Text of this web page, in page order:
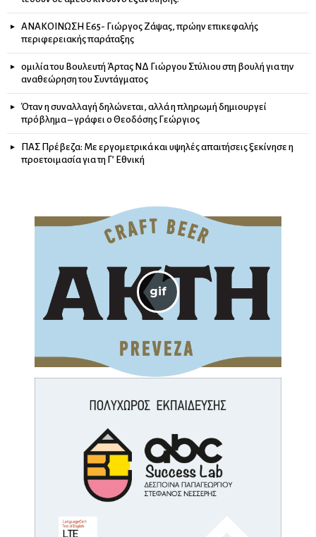
ΑΝΑΚΟΙΝΩΣΗ Ε65- Γιώργος Ζάψας, πρώην επικεφαλής
περιφερειακής παράταξης
ομιλία του Βουλευτή Άρτας ΝΔ Γιώργου Στύλιου στη βουλή για την
αναθεώρηση του Συντάγματος
Όταν η συναλλαγή δηλώνεται, αλλά η πληρωμή δημιουργεί
πρόβλημα – γράφει ο Θεοδόσης Γεώργιος
ΠΑΣ Πρέβεζα: Με εργομετρικά και υψηλές απαιτήσεις ξεκίνησε η
προετοιμασία για τη Γ’ Εθνική